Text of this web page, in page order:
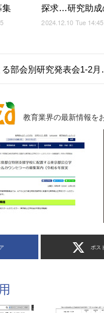
集
探求…研究助成
2024.12.10 Tue 14:45
部会別研究発表会1-2
教育業界の最新情報を
ポス